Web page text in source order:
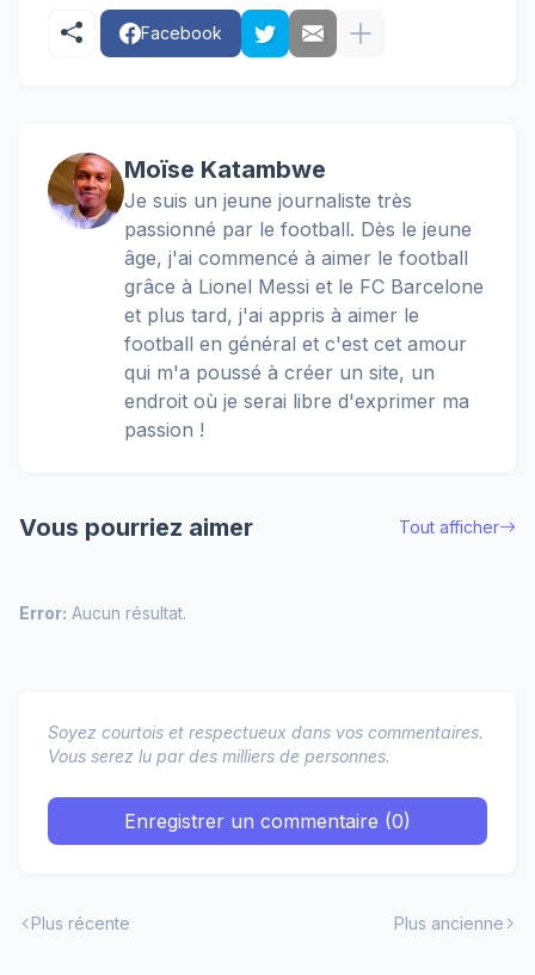
Facebook
Moïse Katambwe
Je suis un jeune journaliste très
passionné par le football. Dès le jeune
âge, j'ai commencé à aimer le football
grâce à Lionel Messi et le FC Barcelone
et plus tard, j'ai appris à aimer le
football en général et c'est cet amour
qui m'a poussé à créer un site, un
endroit où je serai libre d'exprimer ma
passion !
Vous pourriez aimer Tout afficher
Error: Aucun résultat.
Soyez courtois et respectueux dans vos commentaires.
Vous serez lu par des milliers de personnes.
Enregistrer un commentaire (0)
Plus récente Plus ancienne